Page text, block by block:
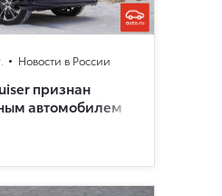
Новости в России
признан
автомобилем